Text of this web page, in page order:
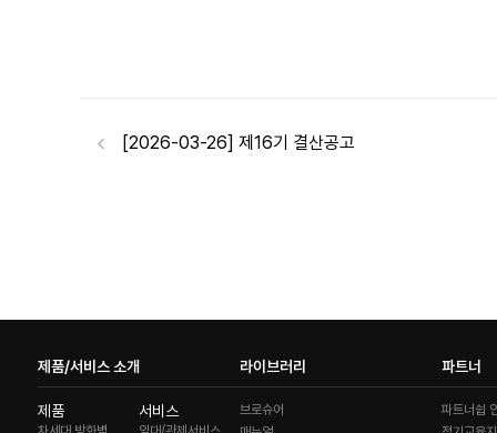
[2026-03-26] 제16기 결산공고
제품/서비스 소개
제품 서비스
라이브러리
브로슈어
파트너
파트너쉽